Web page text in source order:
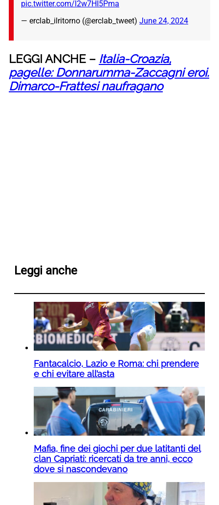
pic.twitter.com/l2w7HI5Pma
— erclab_ilritorno (@erclab_tweet) June 24, 2024
LEGGI ANCHE – Italia-Croazia,
pagelle: Donnarumma-Zaccagni eroi.
Dimarco-Frattesi naufragano
Leggi anche
Fantacalcio, Lazio e Roma: chi prendere
e chi evitare all’asta
Mafia, fine dei giochi per due latitanti del
clan Capriati: ricercati da tre anni, ecco
dove si nascondevano